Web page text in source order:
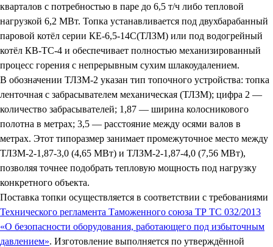
кварталов с потребностью в паре до 6,5 т/ч либо тепловой
нагрузкой 6,2 МВт. Топка устанавливается под двухбарабанный
паровой котёл серии КЕ-6,5-14С(ТЛЗМ) или под водогрейный
котёл КВ-ТС-4 и обеспечивает полностью механизированный
процесс горения с непрерывным сухим шлакоудалением.
В обозначении ТЛЗМ-2 указан тип топочного устройства: топка
ленточная с забрасывателем механическая (ТЛЗМ); цифра 2 —
количество забрасывателей; 1,87 — ширина колосникового
полотна в метрах; 3,5 — расстояние между осями валов в
метрах. Этот типоразмер занимает промежуточное место между
ТЛЗМ-2-1,87-3,0 (4,65 МВт) и ТЛЗМ-2-1,87-4,0 (7,56 МВт),
позволяя точнее подобрать тепловую мощность под нагрузку
конкретного объекта.
Поставка топки осуществляется в соответствии с требованиями
Технического регламента Таможенного союза ТР ТС 032/2013
«О безопасности оборудования, работающего под избыточным
давлением». Изготовление выполняется по утверждённой